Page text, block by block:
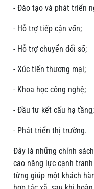
- Đào tạo và phát triển
- Hỗ trợ tiếp cận vốn;
- Hỗ trợ chuyển đổi số;
- Xúc tiến thương mại;
- Khoa học công nghệ;
- Đầu tư kết cấu hạ tầng;
- Phát triển thị trường.
Đây là những chính
cao năng lực cạnh
từng giúp một khách